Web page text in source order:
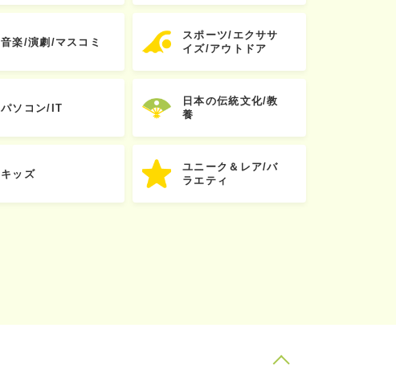
音楽/演劇/マスコミ
スポーツ/エクササ
イズ/アウトドア
パソコン/IT
日本の伝統文化/教
養
キッズ
ユニーク＆レア/バ
ラエティ